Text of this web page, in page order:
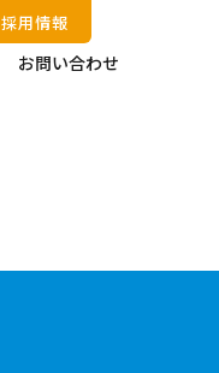
お問い合わせ
採用情報